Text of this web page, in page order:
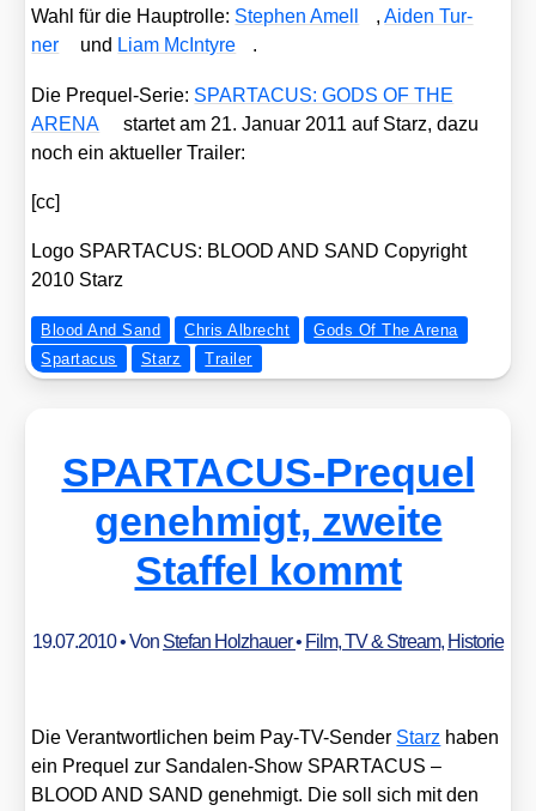
Wahl für die Haupt­rol­le: Ste­phen Amell ,Aiden Tur­
ner
und Liam McIn­ty­re .
Die Pre­quel-Serie: SPARTACUS: GODS OF THE
ARENA
star­tet am 21. Janu­ar 2011 auf Starz, dazu
noch ein aktu­el­ler Trai­ler:
[cc]
Logo SPARTACUS: BLOOD AND SAND Copy­right
2010 Starz
Blood And Sand Chris Albrecht
Gods Of The Arena
Spartacus
Starz Trailer
SPARTACUS-Prequel
genehmigt, zweite
Staffel kommt
19.07.2010• Von Stefan Holzhauer• Film, TV & Stream, Historie
Die Ver­ant­wort­li­chen beim Pay-TV-Sen­der Starz haben
ein Pre­quel zur San­da­len-Show SPARTACUS –
BLOOD AND SAND geneh­migt. Die soll sich mit den